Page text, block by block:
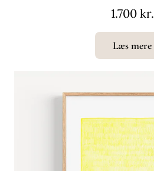
1.700 kr.
Læs mere